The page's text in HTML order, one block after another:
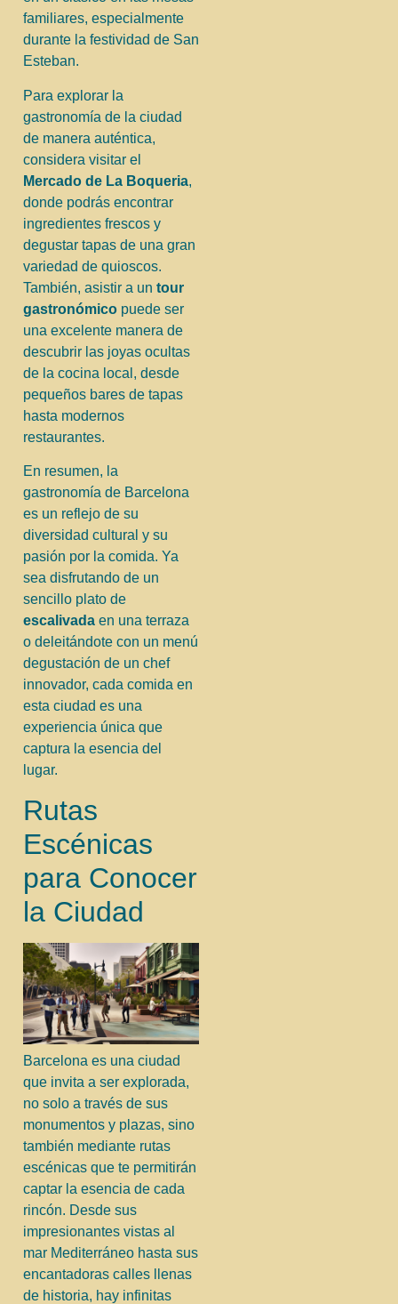
familiares, especialmente
durante la festividad de San
Esteban.
Para explorar la
gastronomía de la ciudad
de manera auténtica,
considera visitar el
Mercado de La Boqueria,
donde podrás encontrar
ingredientes frescos y
degustar tapas de una gran
variedad de quioscos.
También, asistir a un tour
gastronómico puede ser
una excelente manera de
descubrir las joyas ocultas
de la cocina local, desde
pequeños bares de tapas
hasta modernos
restaurantes.
En resumen, la
gastronomía de Barcelona
es un reflejo de su
diversidad cultural y su
pasión por la comida. Ya
sea disfrutando de un
sencillo plato de
escalivada en una terraza
o deleitándote con un menú
degustación de un chef
innovador, cada comida en
esta ciudad es una
experiencia única que
captura la esencia del
lugar.
Rutas
Escénicas
para Conocer
la Ciudad
Barcelona es una ciudad
que invita a ser explorada,
no solo a través de sus
monumentos y plazas, sino
también mediante rutas
escénicas que te permitirán
captar la esencia de cada
rincón. Desde sus
impresionantes vistas al
mar Mediterráneo hasta sus
encantadoras calles llenas
de historia, hay infinitas